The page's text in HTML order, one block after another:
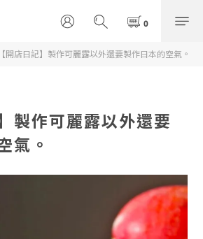
【開店日記】製作可麗露以外還要製作日本的空氣。
製作可麗露以外還要
氣。